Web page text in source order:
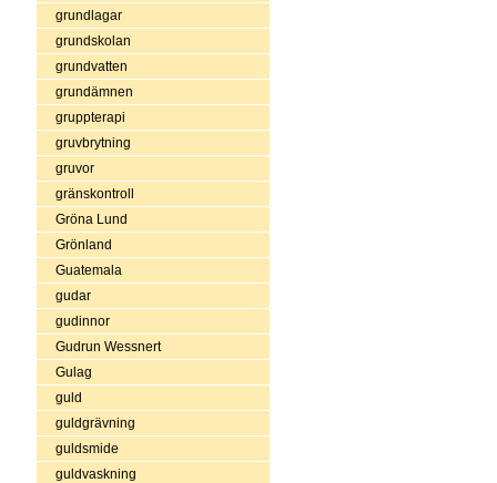
grundlagar
grundskolan
grundvatten
grundämnen
gruppterapi
gruvbrytning
gruvor
gränskontroll
Gröna Lund
Grönland
Guatemala
gudar
gudinnor
Gudrun Wessnert
Gulag
guld
guldgrävning
guldsmide
guldvaskning